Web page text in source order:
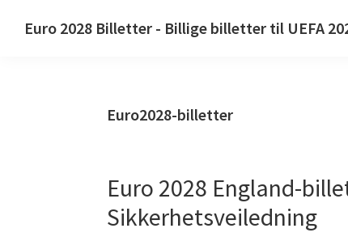
Euro 2028 Billetter - Billige billetter til UEFA
Euro2028-billetter
Euro 2028 England-
Sikkerhetsveiledning